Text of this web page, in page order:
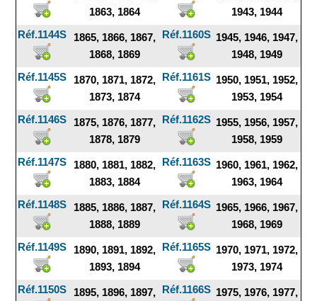
1863, 1864
1943, 1944
Réf.1144S
1865, 1866, 1867,
1868, 1869
Réf.1160S 1945, 1946, 1947,
1948, 1949
Réf.1145S
1870, 1871, 1872,
1873, 1874
Réf.1161S 1950, 1951, 1952,
1953, 1954
Réf.1146S
1875, 1876, 1877,
1878, 1879
Réf.1162S 1955, 1956, 1957,
1958, 1959
Réf.1147S
1880, 1881, 1882,
1883, 1884
Réf.1163S 1960, 1961, 1962,
1963, 1964
Réf.1148S
1885, 1886, 1887,
1888, 1889
Réf.1164S 1965, 1966, 1967,
1968, 1969
Réf.1149S
1890, 1891, 1892,
1893, 1894
Réf.1165S 1970, 1971, 1972,
1973, 1974
Réf.1150S
1895, 1896, 1897,
Réf.1166S 1975, 1976, 1977,